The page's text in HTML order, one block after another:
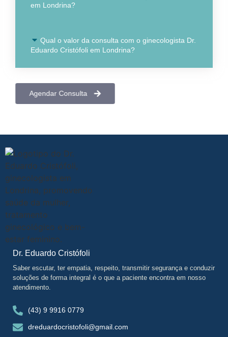
em Londrina?
Qual o valor da consulta com o ginecologista Dr.
Eduardo Cristófoli em Londrina?
Agendar Consulta
Dr. Eduardo Cristófoli
Saber escutar, ter empatia, respeito, transmitir segurança e conduzir
soluções de forma integral é o que a paciente encontra em nosso
atendimento.
(43) 9 9916 0779
dreduardocristofoli@gmail.com